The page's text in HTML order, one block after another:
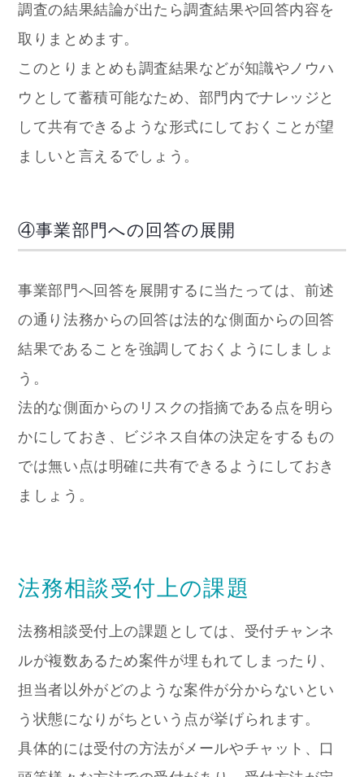
調査の結果結論が出たら調査結果や回答内容を
取りまとめます。
このとりまとめも調査結果などが知識やノウハ
ウとして蓄積可能なため、部門内でナレッジと
して共有できるような形式にしておくことが望
ましいと言えるでしょう。
④事業部門への回答の展開
事業部門へ回答を展開するに当たっては、前述
の通り法務からの回答は法的な側面からの回答
結果であることを強調しておくようにしましょ
う。
法的な側面からのリスクの指摘である点を明ら
かにしておき、ビジネス自体の決定をするもの
では無い点は明確に共有できるようにしておき
ましょう。
法務相談受付上の課題
法務相談受付上の課題としては、受付チャンネ
ルが複数あるため案件が埋もれてしまったり、
担当者以外がどのような案件が分からないとい
う状態になりがちという点が挙げられます。
具体的には受付の方法がメールやチャット、口